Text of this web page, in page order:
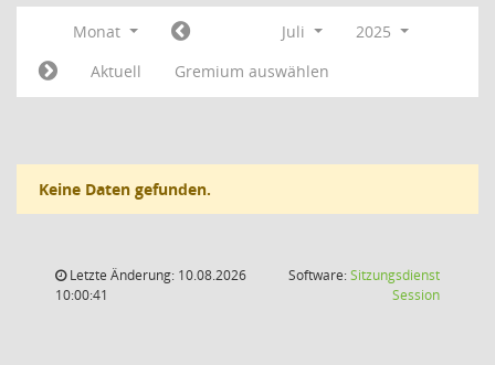
Monat Juli
2025
Aktuell
Gremium auswählen
Keine Daten gefunden.
Letzte Änderung: 10.08.2026
10:00:41
Software:Sitzungsdienst
Session(Wird in